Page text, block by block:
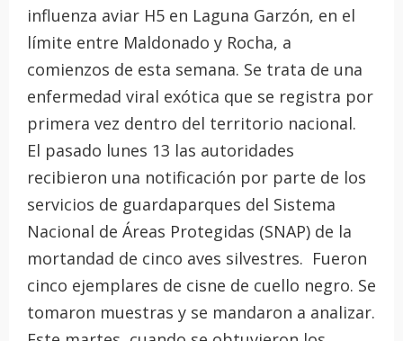
influenza aviar H5 en Laguna Garzón, en el
límite entre Maldonado y Rocha, a
comienzos de esta semana. Se trata de una
enfermedad viral exótica que se registra por
primera vez dentro del territorio nacional.
El pasado lunes 13 las autoridades
recibieron una notificación por parte de los
servicios de guardaparques del Sistema
Nacional de Áreas Protegidas (SNAP) de la
mortandad de cinco aves silvestres. Fueron
cinco ejemplares de cisne de cuello negro. Se
tomaron muestras y se mandaron a analizar.